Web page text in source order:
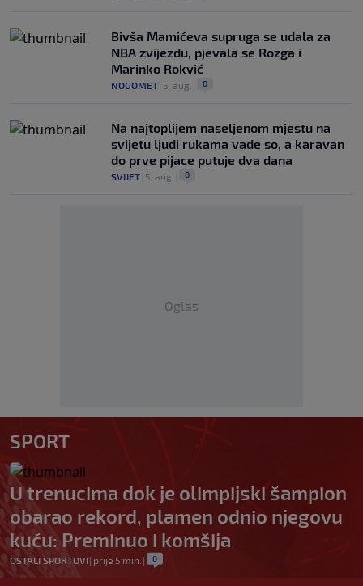
Bivša Mamićeva supruga se udala za
NBA zvijezdu, pjevala se Rozga i
Marinko Rokvić
NOGOMET 5. aug. 0
Na najtoplijem naseljenom mjestu na
svijetu ljudi rukama vade so, a karavan
do prve pijace putuje dva dana
SVIJET 5. aug. 0
Oglas
SPORT
U trenucima dok je olimpijski šampion
obarao rekord, plamen odnio njegovu
kuću: Preminuo i komšija
OSTALI SPORTOVI| prije 5 min. | 0